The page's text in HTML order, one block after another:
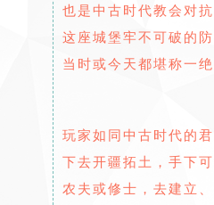
也是中古时代教会对
这座城堡牢不可破的
当时或今天都堪称一绝
玩家如同中古时代的
下去开疆拓土，手下
农夫或修士，去建立